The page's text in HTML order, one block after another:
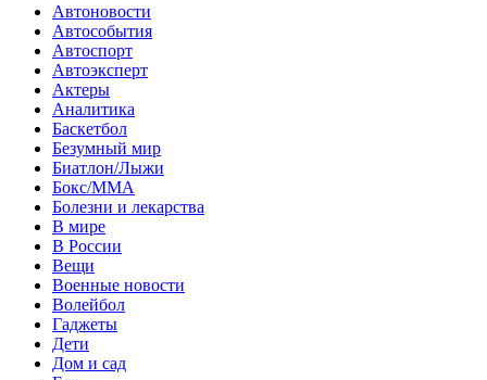
Автоновости
Автособытия
Автоспорт
Автоэксперт
Актеры
Аналитика
Баскетбол
Безумный мир
Биатлон/Лыжи
Бокс/MMA
Болезни и лекарства
В мире
В России
Вещи
Военные новости
Волейбол
Гаджеты
Дети
Дом и сад